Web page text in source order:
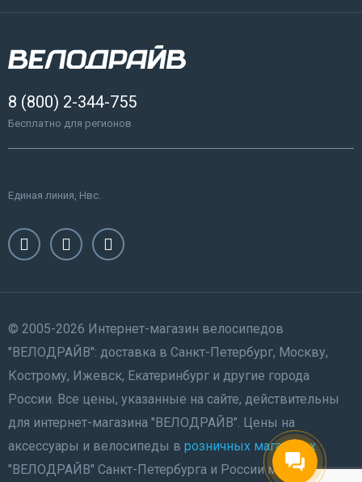
8 (800) 2-344-755
Бесплатно для регионов
Единая линия, Нвс.
© 2005-2026 Интернет-магазин велосипедов
"ВЕЛОДРАЙВ": доставка в Санкт-Петербург, Москву,
Кострому, Ижевск, Екатеринбург и другие города
России. Все цены, указанные на сайте, действительны
для интернет-магазина "ВЕЛОДРАЙВ". Цены на
аксессуары и велосипеды в розничных магазинах
"ВЕЛОДРАЙВ" Санкт-Петербурга и России могут